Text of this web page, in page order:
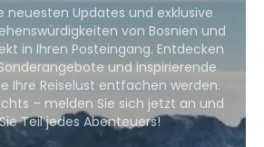
neuesten Updates und exklusive
von Bosnien und
in Ihren Posteingang. Entdecken
und inspirierende
Ihre Reiselust entfachen werden.
– melden Sie sich jetzt an und
Teil jedes Abenteuers!